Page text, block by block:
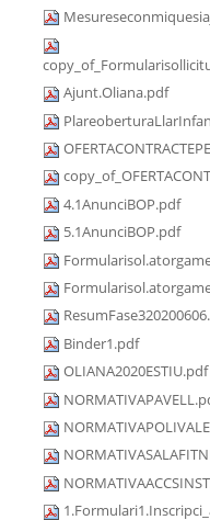
Ajunt.Oliana.pdf
4.1AnunciBOP.pdf
5.1AnunciBOP.pdf
Binder1.pdf
OLIANA2020ESTIU.pdf